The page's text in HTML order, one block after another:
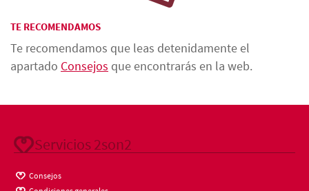
TE RECOMENDAMOS
Te recomendamos que leas detenidamente el
apartado Consejos que encontrarás en la web.
Servicios 2son2
Consejos